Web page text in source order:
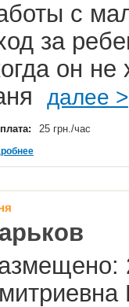
с
за
он не
далее >
25 грн./час